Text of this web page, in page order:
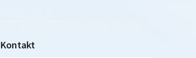
Kontakt